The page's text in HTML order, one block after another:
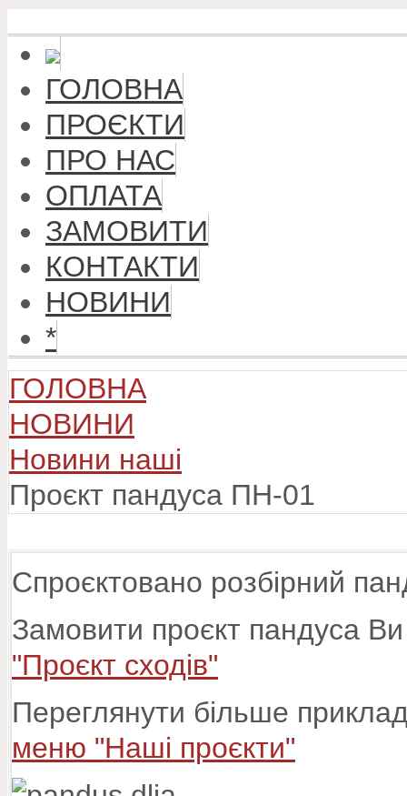
ГОЛОВНА
ПРОЄКТИ
ПРО НАС
ОПЛАТА
ЗАМОВИТИ
КОНТАКТИ
НОВИНИ
*
ГОЛОВНА
НОВИНИ
Новини наші
Проєкт пандуса ПН-01
Спроєктовано розбірний
Замовити проєкт пандуса
"Проєкт сходів"
Переглянути більше
меню "Наші проєкти"